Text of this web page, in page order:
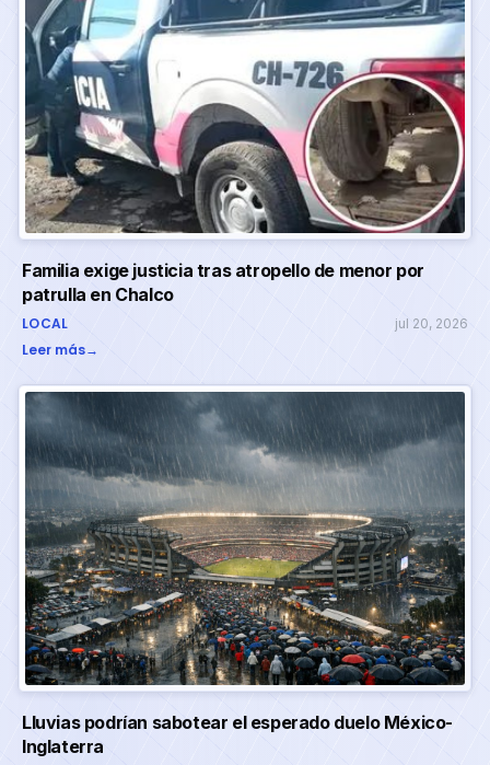
Familia exige justicia tras atropello de menor por
patrulla en Chalco
LOCAL jul 20, 2026
Leer más→
Lluvias podrían sabotear el esperado duelo México-
Inglaterra